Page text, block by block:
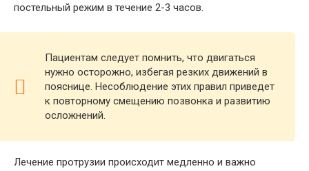
постельный режим в течение 2-3 часов.
Пациентам следует помнить, что двигаться
нужно осторожно, избегая резких движений в
пояснице. Несоблюдение этих правил приведет
к повторному смещению позвонка и развитию
осложнений.
Лечение протрузии происходит медленно и важно